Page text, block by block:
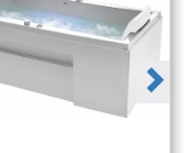
5
есть